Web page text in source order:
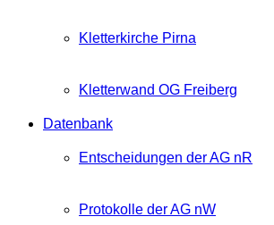
Kletterkirche Pirna
Kletterwand OG Freiberg
Datenbank
Entscheidungen der AG nR
Protokolle der AG nW